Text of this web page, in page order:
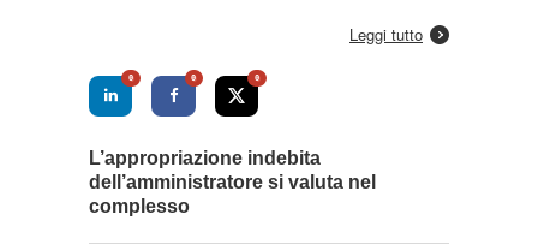
Leggi tutto
0 0 0
L’appropriazione indebita
dell’amministratore si valuta nel
complesso